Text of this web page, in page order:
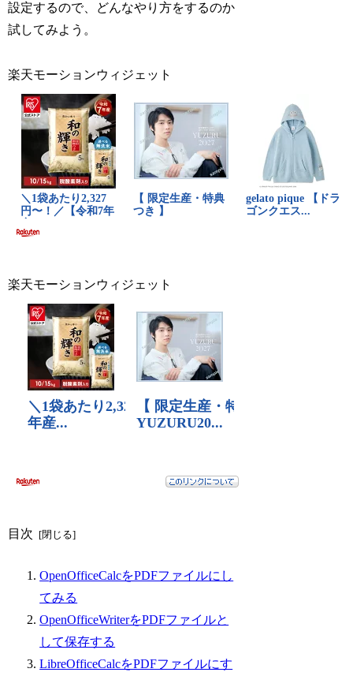
設定するので、どんなやり方をするのか
試してみよう。
楽天モーションウィジェット
楽天モーションウィジェット
目次
OpenOfficeCalcをPDFファイルにし
てみる
OpenOfficeWriterをPDFファイルと
して保存する
LibreOfficeCalcをPDFファイルにす